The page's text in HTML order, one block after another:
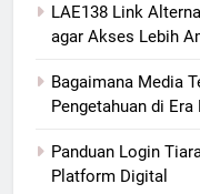
LAE138 Link
agar Akses Lebih
Bagaimana Media
Pengetahuan di Era
Panduan Login
Platform Digital